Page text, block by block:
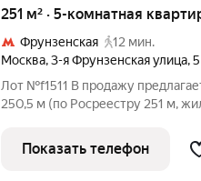
251 м² · 5-комнатная
Фрунзенская
12 мин.
Москва,3-я Фрунзенская улица,5
Лот №f1511 В продажу
250,5 м (по Росреестру 251 м,
Фрунзенская ул., 5, корпус 1,
Показать телефон